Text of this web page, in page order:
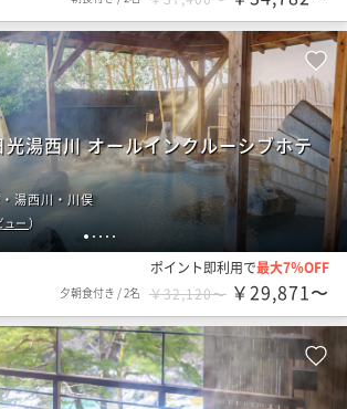
1 2 3 4 5
湯西川 オールインクルーシブホテ
湯西川・川俣
ュー）
ポイント即利用で最大7％OFF
夕朝食付き /2名 ￥32,120〜 ￥29,871〜